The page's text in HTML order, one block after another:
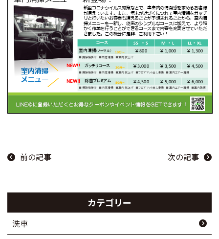
前の記事 次の記事
カテゴリー
洗車